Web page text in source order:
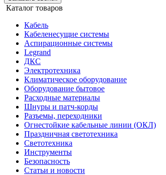
Каталог товаров
Кабель
Кабеленесущие системы
Аспирационные системы
Legrand
ДКС
Электротехника
Климатическое оборудование
Оборудование бытовое
Расходные материалы
Шнуры и патч-корды
Разъемы, переходники
Огнестойкие кабельные линии (ОКЛ)
Праздничная светотехника
Светотехника
Инструменты
Безопасность
Статьи и новости